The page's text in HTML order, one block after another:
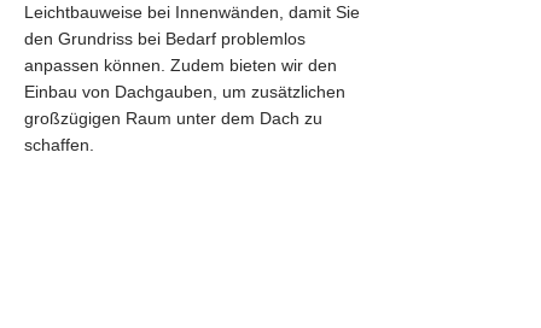
Leichtbauweise bei Innenwänden, damit Sie
den Grundriss bei Bedarf problemlos
anpassen können. Zudem bieten wir den
Einbau von Dachgauben, um zusätzlichen
großzügigen Raum unter dem Dach zu
schaffen.